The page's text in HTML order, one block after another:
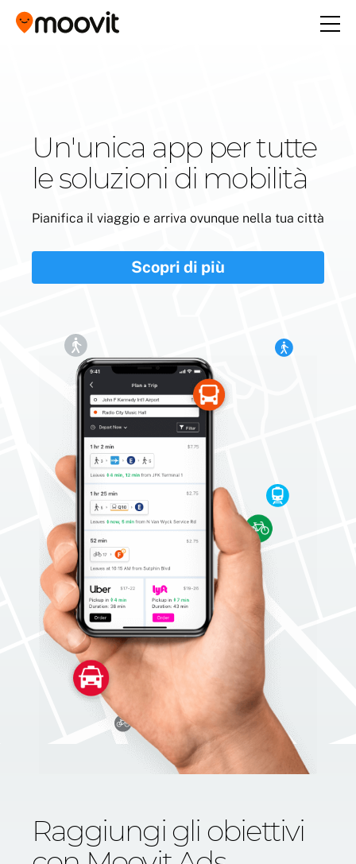
Un'unica app per tutte
le soluzioni di mobilità
Pianifica il viaggio e arriva ovunque nella tua città
Scopri di più
Raggiungi gli obiettivi